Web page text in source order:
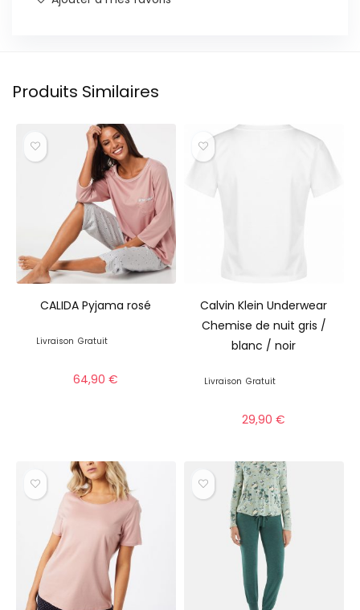
Produits Similaires
CALIDA Pyjama rosé
Livraison Gratuit
64,90€
Calvin Klein Underwear
Chemise de nuit gris /
blanc / noir
Livraison Gratuit
29,90€